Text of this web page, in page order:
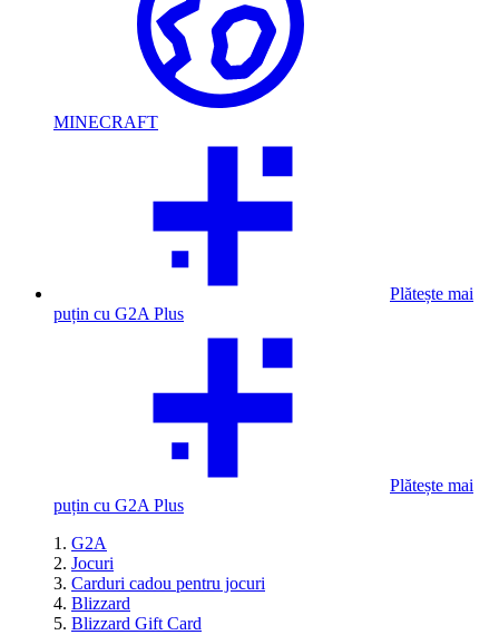
MINECRAFT
Plătește mai
puțin cu G2A Plus
Plătește mai
puțin cu G2A Plus
G2A
Jocuri
Carduri cadou pentru jocuri
Blizzard
Blizzard Gift Card